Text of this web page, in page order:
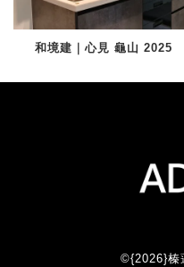
和境建｜心見 龜山 2025
©{2026}榛